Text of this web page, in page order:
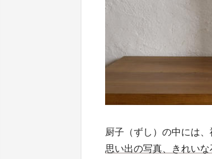
厨子（ずし）の中には、
思い出の写真、きれいな